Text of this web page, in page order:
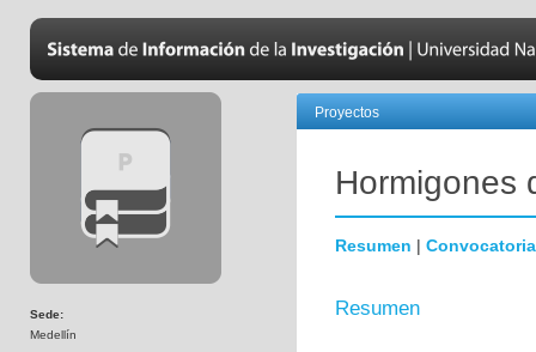
Sede:
Medellín
Proyectos
Hormigones
Resumen | Convocatoria
Resumen